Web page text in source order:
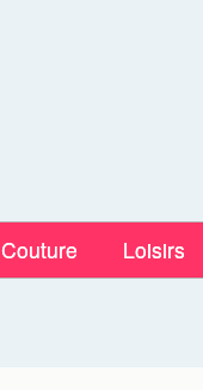
Couture Loisirs